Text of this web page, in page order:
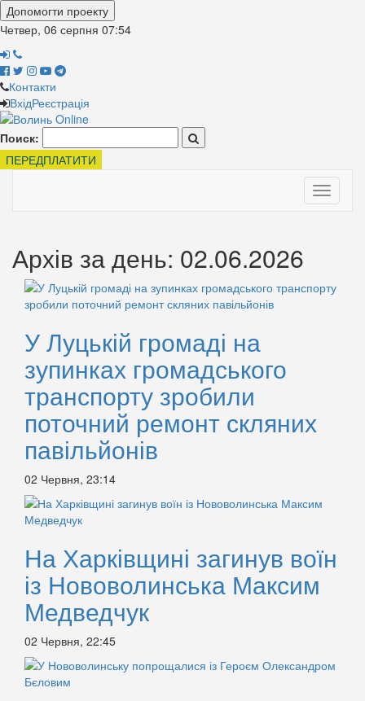
Допомогти проекту
Четвер, 06 серпня 07:54
Контакти
ВхідРеєстрація
Поиск:
ПЕРЕДПЛАТИТИ
Toggle
Архів за день: 02.06.2026
У Луцькій громаді на
зупинках громадського
транспорту зробили
поточний ремонт скляних
павільйонів
02 Червня, 23:14
На Харківщині загинув воїн
із Нововолинська Максим
Медведчук
02 Червня, 22:45